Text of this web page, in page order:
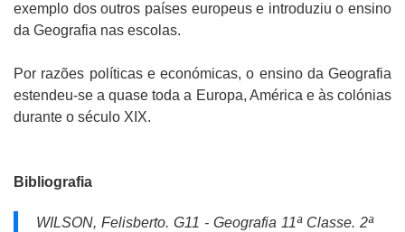
exemplo dos outros países europeus e introduziu o ensino
da Geografia nas escolas.
Por razões políticas e económicas, o ensino da Geografia
estendeu-se a quase toda a Europa, América e às colónias
durante o século XIX.
Bibliografia
WILSON, Felisberto. G11 - Geografia 11ª Classe. 2ª